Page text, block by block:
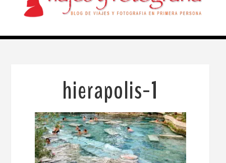
hierapolis-1